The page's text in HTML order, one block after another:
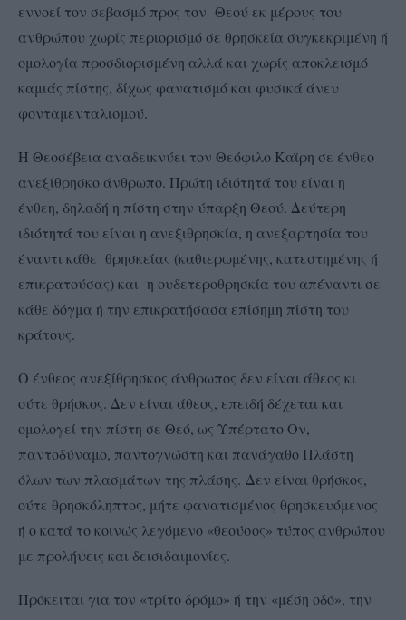
εννοεί τον σεβασμό προς τον Θεού εκ μέρους του
ανθρώπου χωρίς περιορισμό σε θρησκεία συγκεκριμένη ή
ομολογία προσδιορισμένη αλλά και χωρίς αποκλεισμό
καμιάς πίστης, δίχως φανατισμό και φυσικά άνευ
φονταμενταλισμού.
Η Θεοσέβεια αναδεικνύει τον Θεόφιλο Καϊρη σε ένθεο
ανεξίθρησκο άνθρωπο. Πρώτη ιδιότητά του είναι η
ένθεη, δηλαδή η πίστη στην ύπαρξη Θεού. Δεύτερη
ιδιότητά του είναι η ανεξιθρησκία, η ανεξαρτησία του
έναντι κάθε θρησκείας (καθιερωμένης, κατεστημένης ή
επικρατούσας) και η ουδετεροθρησκία του απέναντι σε
κάθε δόγμα ή την επικρατήσασα επίσημη πίστη του
κράτους.
Ο ένθεος ανεξίθρησκος άνθρωπος δεν είναι άθεος κι
ούτε θρήσκος. Δεν είναι άθεος, επειδή δέχεται και
ομολογεί την πίστη σε Θεό, ως Υπέρτατο Ον,
παντοδύναμο, παντογνώστη και πανάγαθο Πλάστη
όλων των πλασμάτων της πλάσης. Δεν είναι θρήσκος,
ούτε θρησκόληπτος, μήτε φανατισμένος θρησκευόμενος
ή ο κατά το κοινώς λεγόμενο «θεούσος» τύπος ανθρώπου
με προλήψεις και δεισιδαιμονίες.
Πρόκειται για τον «τρίτο δρόμο» ή την «μέση οδό», την